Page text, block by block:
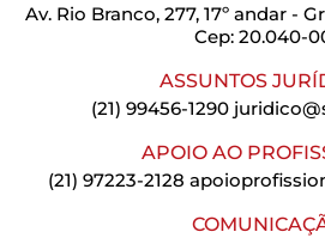
Av. Rio Branco, 277, 17º andar -
Cep: 20.040-
ASSUNTOS
(21) 99456-1290
APOIO AO
(21) 97223-2128